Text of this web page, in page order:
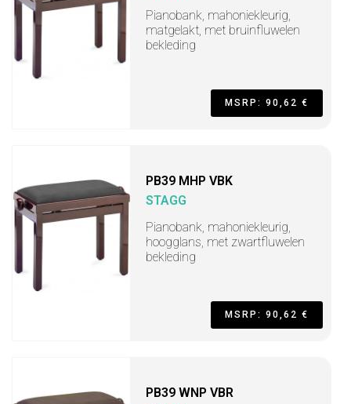
Pianobank, mahoniekleurig,
matgelakt, met bruinfluwelen
bekleding
MSRP: 90,62 €
PB39 MHP VBK
STAGG
Pianobank, mahoniekleurig,
hoogglans, met zwartfluwelen
bekleding
MSRP: 90,62 €
PB39 WNP VBR